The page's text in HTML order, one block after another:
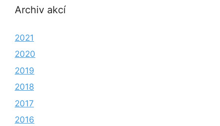
Archiv akcí
2021
2020
2019
2018
2017
2016